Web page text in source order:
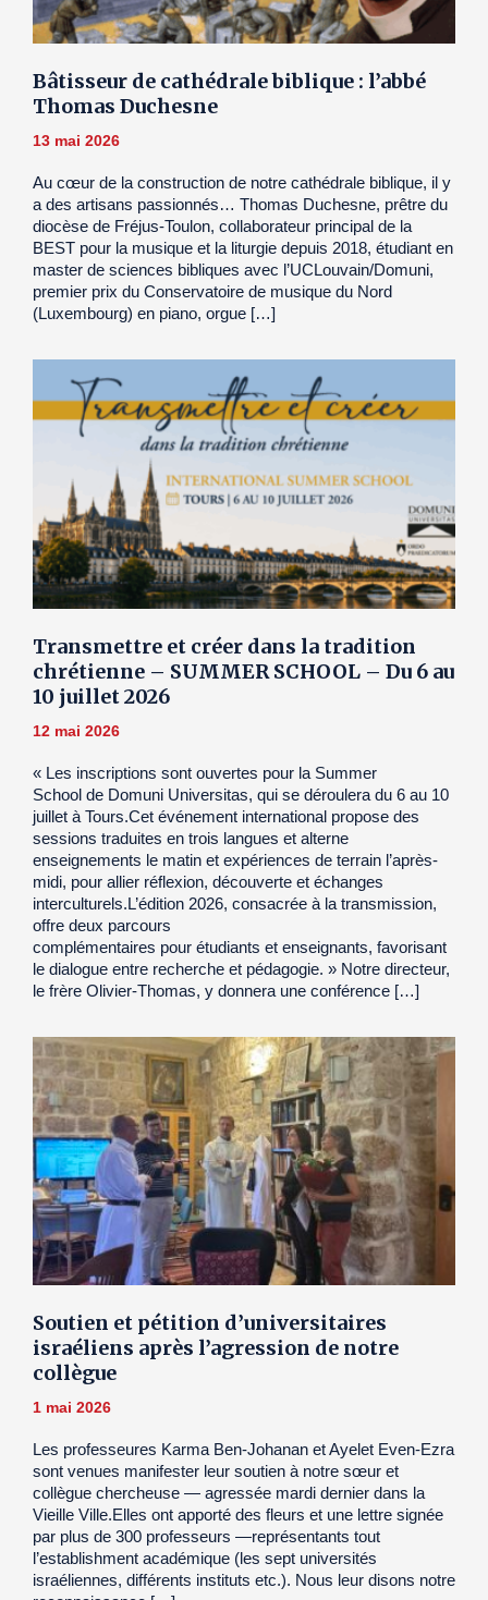
Bâtisseur de cathédrale biblique : l’abbé
Thomas Duchesne
13 mai 2026
Au cœur de la construction de notre cathédrale biblique, il y
a des artisans passionnés… Thomas Duchesne, prêtre du
diocèse de Fréjus-Toulon, collaborateur principal de la
BEST pour la musique et la liturgie depuis 2018, étudiant en
master de sciences bibliques avec l’UCLouvain/Domuni,
premier prix du Conservatoire de musique du Nord
(Luxembourg) en piano, orgue […]
Transmettre et créer dans la tradition
chrétienne – SUMMER SCHOOL – Du 6 au
10 juillet 2026
12 mai 2026
« Les inscriptions sont ouvertes pour la Summer
School de Domuni Universitas, qui se déroulera du 6 au 10
juillet à Tours.Cet événement international propose des
sessions traduites en trois langues et alterne
enseignements le matin et expériences de terrain l’après-
midi, pour allier réflexion, découverte et échanges
interculturels.L’édition 2026, consacrée à la transmission,
offre deux parcours
complémentaires pour étudiants et enseignants, favorisant
le dialogue entre recherche et pédagogie. » Notre directeur,
le frère Olivier-Thomas, y donnera une conférence […]
Soutien et pétition d’universitaires
israéliens après l’agression de notre
collègue
1 mai 2026
Les professeures Karma Ben-Johanan et Ayelet Even-Ezra
sont venues manifester leur soutien à notre sœur et
collègue chercheuse — agressée mardi dernier dans la
Vieille Ville.Elles ont apporté des fleurs et une lettre signée
par plus de 300 professeurs —représentants tout
l’establishment académique (les sept universités
israéliennes, différents instituts etc.). Nous leur disons notre